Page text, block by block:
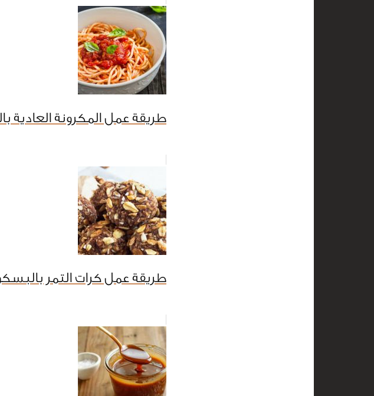
طريقة عمل المكرونة العادية
طريقة عمل كرات التمر